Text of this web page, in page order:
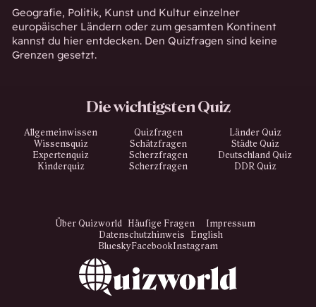
Geografie, Politik, Kunst und Kultur einzelner
europäischer Ländern oder zum gesamten Kontinent
kannst du hier entdecken. Den Quizfragen sind keine
Grenzen gesetzt.
Die wichtigsten Quiz
Allgemeinwissen Quizfragen
Länder Quiz
Wissensquiz
Schätzfragen
Städte Quiz
Expertenquiz
Scherzfragen
Deutschland Quiz
Kinderquiz
Scherzfragen DDR Quiz
Über Quizworld Häufige Fragen
Impressum
Datenschutzhinweis
English
BlueskyFacebookInstagram